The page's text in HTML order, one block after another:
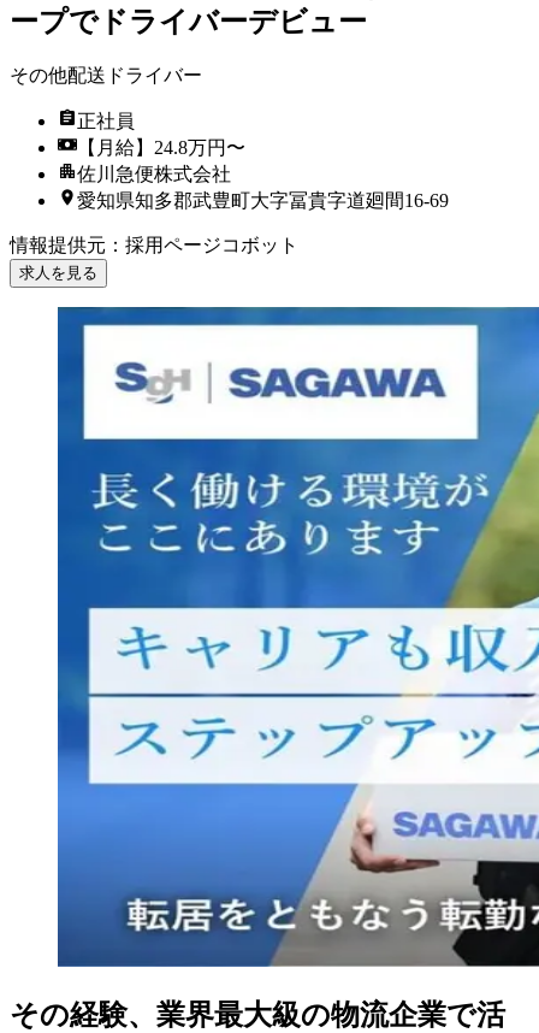
ープでドライバーデビュー
その他配送ドライバー
正社員
【月給】24.8万円〜
佐川急便株式会社
愛知県知多郡武豊町大字冨貴字道廻間16-69
情報提供元 ： 採用ページコボット
求人を見る
その経験、業界最大級の物流企業で活